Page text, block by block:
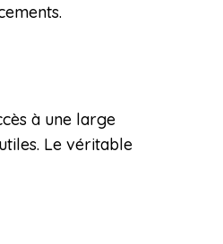
à une large
Le véritable